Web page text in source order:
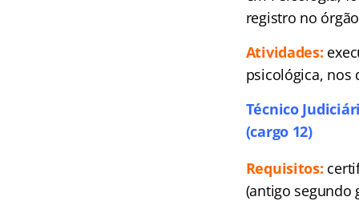
registro no
Atividades:
psicológica, nos
Técnico
(cargo 12)
Requisitos:
(antigo segundo